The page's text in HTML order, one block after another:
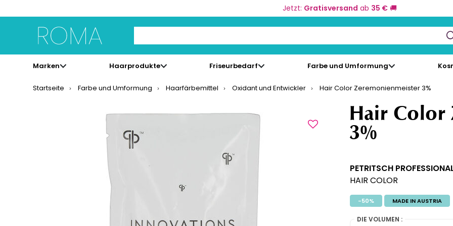
Jetzt: Gratisversand ab 35 € 🚚
Marken Haarprodukte Friseurbedarf Farbe und Umformung
Startseite Farbe und Umformung Haarfärbemittel Oxidant und Entwickler Hair Color Zeremonienmeister 3%
Hair Color
3%
PETRITSCH
HAIR COLOR
-50% MADE IN AUSTRIA
DIE VOLUMEN :